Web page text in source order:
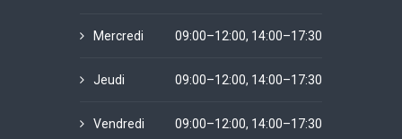
Mercredi 09:00–12:00, 14:00–17:30
Jeudi 09:00–12:00, 14:00–17:30
Vendredi 09:00–12:00, 14:00–17:30